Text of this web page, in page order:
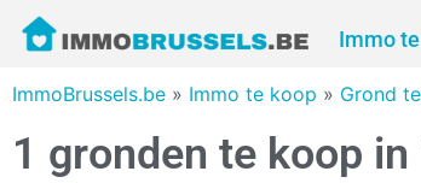
Immo
ImmoBrussels.be » Immo te koop » Grond
1 gronden te koop